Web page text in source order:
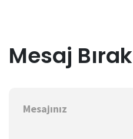
Mesaj Bırak